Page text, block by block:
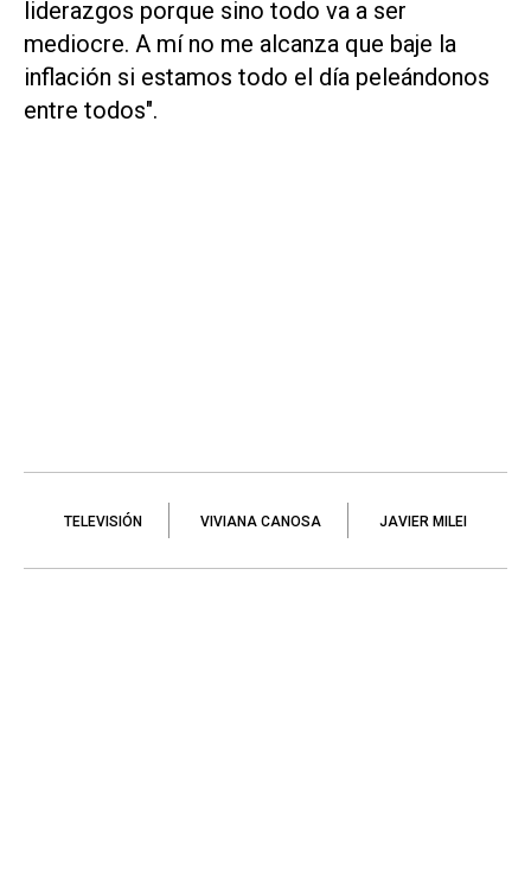
liderazgos porque sino todo va a ser
mediocre. A mí no me alcanza que baje la
inflación si estamos todo el día peleándonos
entre todos".
TELEVISIÓN VIVIANA CANOSA JAVIER MILEI